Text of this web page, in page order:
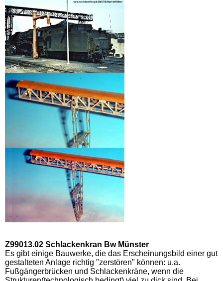
Z99013.02 Schlackenkran Bw Münster
Es gibt einige Bauwerke, die das Erscheinungsbild einer gut
gestalteten Anlage richtig "zerstören" können: u.a.
Fußgängerbrücken und Schlackenkräne, wenn die